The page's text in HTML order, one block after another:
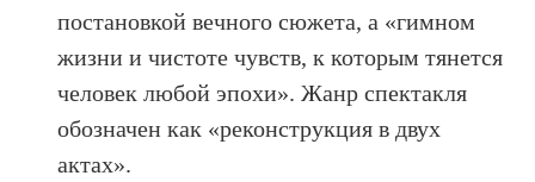
постановкой вечного сюжета, а «гимном
жизни и чистоте чувств, к которым тянется
человек любой эпохи». Жанр спектакля
обозначен как «реконструкция в двух
актах».